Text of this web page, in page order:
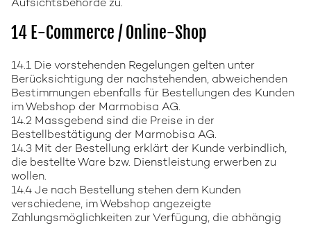
Aufsichtsbehörde zu.
14 E-Commerce / Online-Shop
14.1 Die vorstehenden Regelungen gelten unter
Berücksichtigung der nachstehenden, abweichenden
Bestimmungen ebenfalls für Bestellungen des Kunden
im Webshop der Marmobisa AG.
14.2 Massgebend sind die Preise in der
Bestellbestätigung der Marmobisa AG.
14.3 Mit der Bestellung erklärt der Kunde verbindlich,
die bestellte Ware bzw. Dienstleistung erwerben zu
wollen.
14.4 Je nach Bestellung stehen dem Kunden
verschiedene, im Webshop angezeigte
Zahlungsmöglichkeiten zur Verfügung, die abhängig